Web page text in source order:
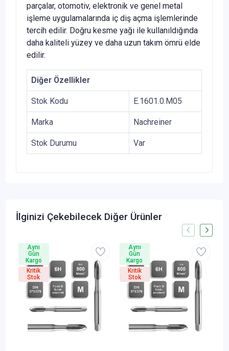
parçalar, otomotiv, elektronik ve genel metal
işleme uygulamalarında iç diş açma işlemlerinde
tercih edilir. Doğru kesme yağı ile kullanıldığında
daha kaliteli yüzey ve daha uzun takım ömrü elde
edilir.
Diğer Özellikler
Stok Kodu E.1601.0.M05
Marka Nachreiner
Stok Durumu Var
İlginizi Çekebilecek Diğer Ürünler
Aynı
Gün
Kargo
Kritik
Stok
Aynı
Gün
Kargo
Kritik
Stok